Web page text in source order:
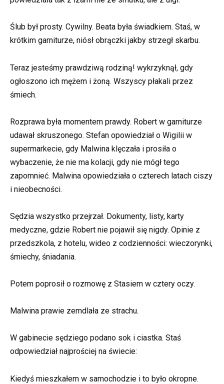
Ślub był prosty. Cywilny. Beata była świadkiem. Staś, w
krótkim garniturze, niósł obrączki jakby strzegł skarbu.
Teraz jesteśmy prawdziwą rodziną! wykrzyknął, gdy
ogłoszono ich mężem i żoną. Wszyscy płakali przez
śmiech.
Rozprawa była momentem prawdy. Robert w garniturze
udawał skruszonego. Stefan opowiedział o Wigilii w
supermarkecie, gdy Malwina klęczała i prosiła o
wybaczenie, że nie ma kolacji, gdy nie mógł tego
zapomnieć. Malwina opowiedziała o czterech latach ciszy
i nieobecności.
Sędzia wszystko przejrzał. Dokumenty, listy, karty
medyczne, gdzie Robert nie pojawił się nigdy. Opinie z
przedszkola, z hotelu, wideo z codzienności: wieczorynki,
śmiechy, śniadania.
Potem poprosił o rozmowę z Stasiem w cztery oczy.
Malwina prawie zemdlała ze strachu.
W gabinecie sędziego podano sok i ciastka. Staś
odpowiedział najprościej na świecie:
Kiedyś mieszkałem w samochodzie i to było okropne.